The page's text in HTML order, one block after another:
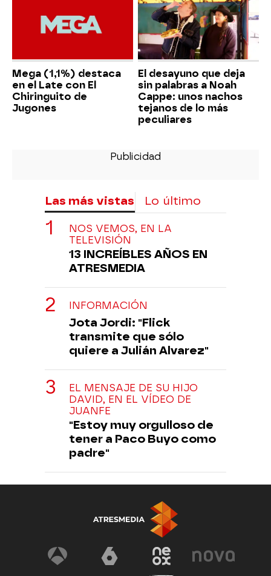
Mega (1,1%) destaca
en el Late con El
Chiringuito de
Jugones
El desayuno que deja
sin palabras a Noah
Cappe: unos nachos
tejanos de lo más
peculiares
Las más vistas Lo último
NOS VEMOS, EN LA
TELEVISIÓN
13 INCREÍBLES AÑOS EN
ATRESMEDIA
INFORMACIÓN
Jota Jordi: "Flick
transmite que sólo
quiere a Julián Alvarez"
EL MENSAJE DE SU HIJO
DAVID, EN EL VÍDEO DE
JUANFE
"Estoy muy orgulloso de
tener a Paco Buyo como
padre"